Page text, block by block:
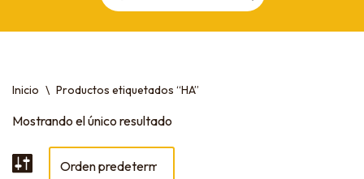
Inicio \ Productos etiquetados “HA”
Mostrando el único resultado